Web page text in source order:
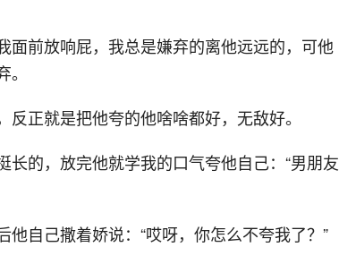
面前放响屁，我总是嫌弃的离他远远的，可他
正就是把他夸的他啥啥都好，无敌好。
的，放完他就学我的口气夸他自己：“男朋友
自己撒着娇说：“哎呀，你怎么不夸我了？”